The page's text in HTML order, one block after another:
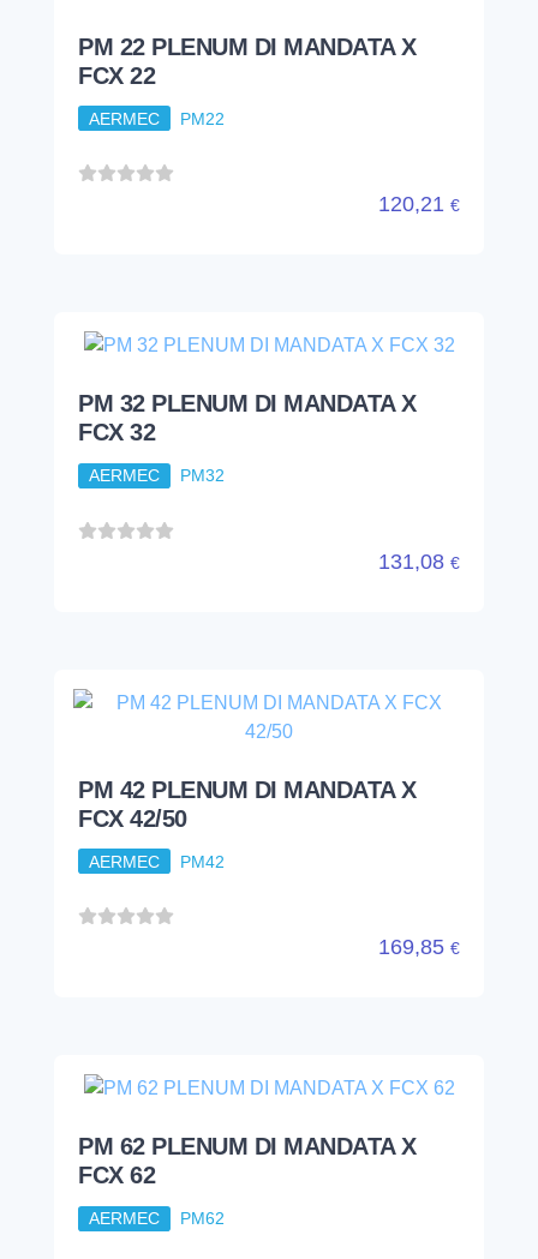
PM 22 PLENUM DI MANDATA X
FCX 22
AERMEC PM22
120,21 €
PM 32 PLENUM DI MANDATA X
FCX 32
AERMEC PM32
131,08 €
PM 42 PLENUM DI MANDATA X
FCX 42/50
AERMEC PM42
169,85 €
PM 62 PLENUM DI MANDATA X
FCX 62
AERMEC PM62